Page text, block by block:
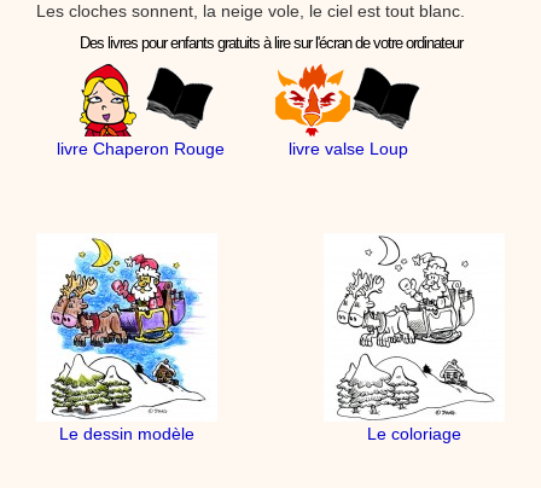
Les cloches sonnent, la neige vole, le ciel est tout blanc.
Des livres pour enfants gratuits à lire sur l'écran de votre ordinateur
livre Chaperon Rouge livre valse Loup
Le dessin modèle Le coloriage